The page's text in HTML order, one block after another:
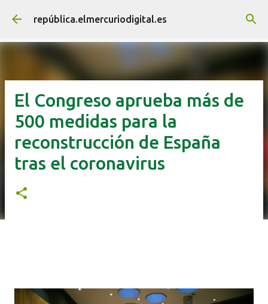
Ir al contenido principal
república.elmercuriodigital.es
El Congreso aprueba más de
500 medidas para la
reconstrucción de España
tras el coronavirus